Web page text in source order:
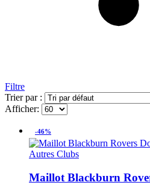
Filtre
Trier par :
Afficher:
-46%
Autres Clubs
Maillot Blackburn